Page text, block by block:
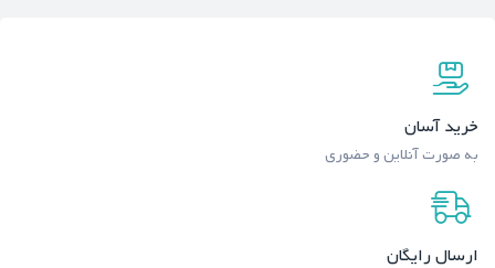
خرید آسان
به صورت آنلاین و حضوری
ارسال رایگان